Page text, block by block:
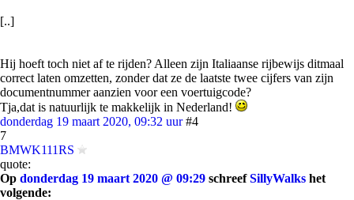
[..]
Hij hoeft toch niet af te rijden? Alleen zijn Italiaanse rijbewijs ditmaal
correct laten omzetten, zonder dat ze de laatste twee cijfers van zijn
documentnummer aanzien voor een voertuigcode?
Tja,dat is natuurlijk te makkelijk in Nederland!
donderdag 19 maart 2020, 09:32 uur #4
7
BMWK111RS
quote:
Op donderdag 19 maart 2020 @ 09:29 schreefSillyWalks het
volgende: